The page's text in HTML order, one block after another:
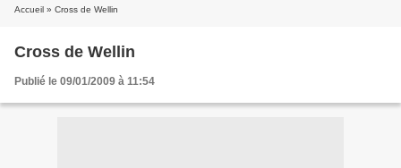
Accueil » Cross de Wellin
Cross de Wellin
Publié le 09/01/2009 à 11:54